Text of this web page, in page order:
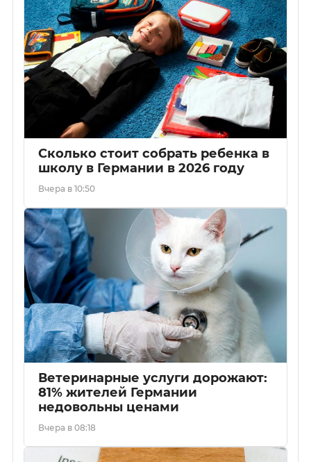
Сколько стоит собрать ребенка в
школу в Германии в 2026 году
Вчера в 10:50
Ветеринарные услуги дорожают:
81% жителей Германии
недовольны ценами
Вчера в 08:18